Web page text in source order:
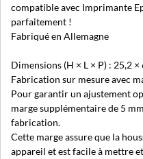
compatible avec Imprimante
parfaitement !
Fabriqué en Allemagne
Dimensions (H × L × P) : 25,2 ×
Fabrication sur mesure avec
Pour garantir un ajustement
marge supplémentaire de 5
fabrication.
Cette marge assure que la
appareil et est facile à mettre